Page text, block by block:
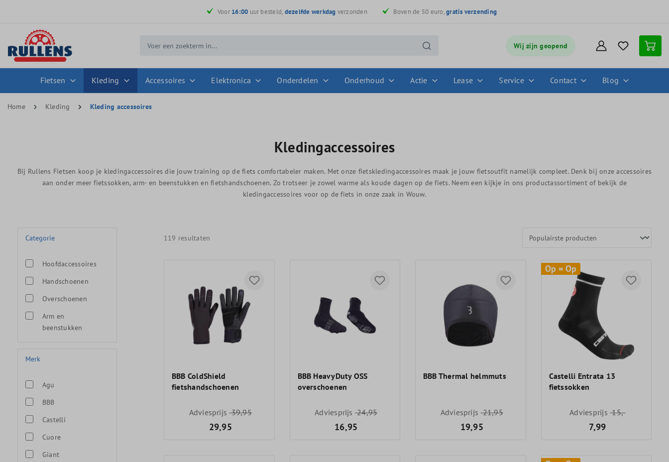
Voor 16:00 uur besteld, dezelfde werkdag verzonden Boven de 50 euro,gratis verzending
Wij zijn geopend
Fietsen Kleding Accessoires Elektronica Onderdelen Onderhoud Actie Lease Service Contact Blog
Home Kleding Kleding accessoires
Kledingaccessoires
Bij Rullens Fietsen koop je kledingaccessoires die jouw training op de fiets comfortabeler maken. Met onze fietskledingaccessoires maak je jouw fietsoutfit namelijk compleet. Denk bij onze accessoires
aan onder meer fietssokken, arm- en beenstukken en fietshandschoenen. Zo trotseer je zowel warme als koude dagen op de fiets. Neem een kijkje in ons productassortiment of bekijk de
kledingaccessoires voor op de fiets in onze zaak in Wouw.
Categorie
Hoofdaccessoires
Handschoenen
Overschoenen
Arm en
beenstukken
Merk
Agu
BBB
Castelli
Cuore
Giant
119 resultaten
BBB ColdShield
fietshandschoenen
Adviesprijs39,95
29,95
BBB HeavyDuty OSS
overschoenen
Adviesprijs 24,95
16,95
BBB Thermal helmmuts
Adviesprijs21,95
19,95
Op = Op
Castelli Entrata 13
fietssokken
Adviesprijs15,-
7,99